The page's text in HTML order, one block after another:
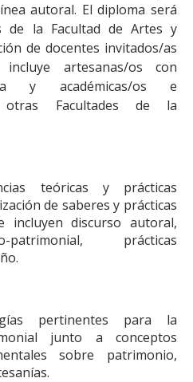
autoral. El diploma será
de la Facultad de Artes y
de docentes invitados/as
artesanas/os con
y académicas/os e
otras Facultades de la
teóricas y prácticas
de saberes y prácticas
incluyen discurso autoral,
prácticas
pertinentes para la
junto a conceptos
sobre patrimonio,